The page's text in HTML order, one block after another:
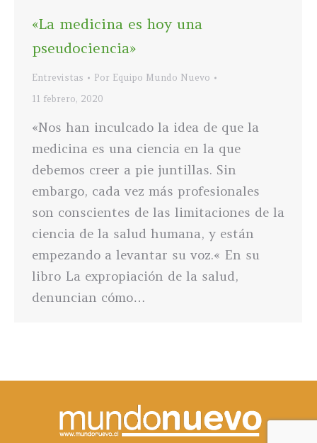
«La medicina es hoy una
pseudociencia»
Entrevistas Por Equipo Mundo Nuevo
11 febrero, 2020
«Nos han inculcado la idea de que la
medicina es una ciencia en la que
debemos creer a pie juntillas. Sin
embargo, cada vez más profesionales
son conscientes de las limitaciones de la
ciencia de la salud humana, y están
empezando a levantar su voz.« En su
libro La expropiación de la salud,
denuncian cómo…